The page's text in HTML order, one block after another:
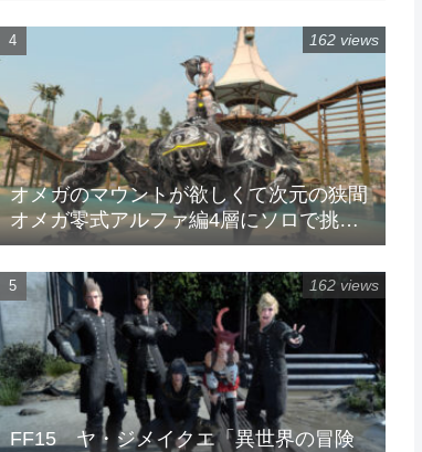
オメガのマウントが欲しくて次元の狭間
オメガ零式アルファ編4層にソロで挑戦
してみた
162 views
FF15 ヤ・ジメイクエ「異世界の冒険
162 views